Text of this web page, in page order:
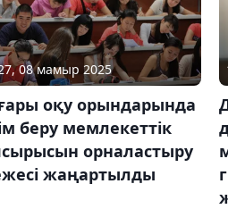
08 мамыр 2025
оқу орындарында
беру мемлекеттік
орналастыру
жаңартылды